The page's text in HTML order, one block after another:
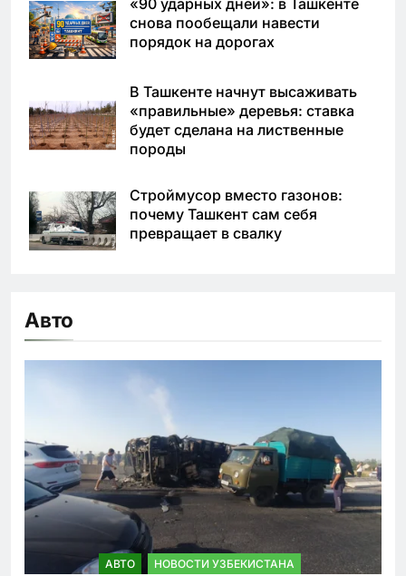
«90 ударных дней»: в Ташкенте
снова пообещали навести
порядок на дорогах
В Ташкенте начнут высаживать
«правильные» деревья: ставка
будет сделана на лиственные
породы
Строймусор вместо газонов:
почему Ташкент сам себя
превращает в свалку
Авто
АВТО НОВОСТИ УЗБЕКИСТАНА